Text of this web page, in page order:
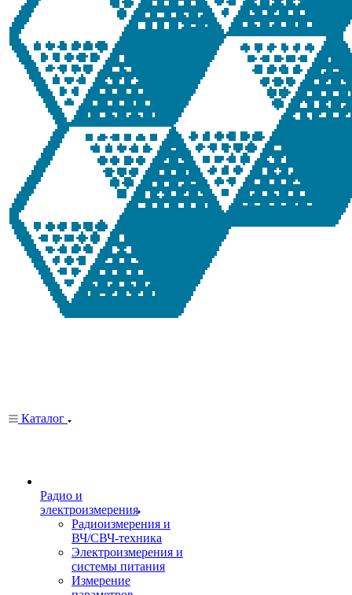
Каталог
Радио и
электроизмерения
Радиоизмерения и
ВЧ/СВЧ-техника
Электроизмерения и
системы питания
Измерение